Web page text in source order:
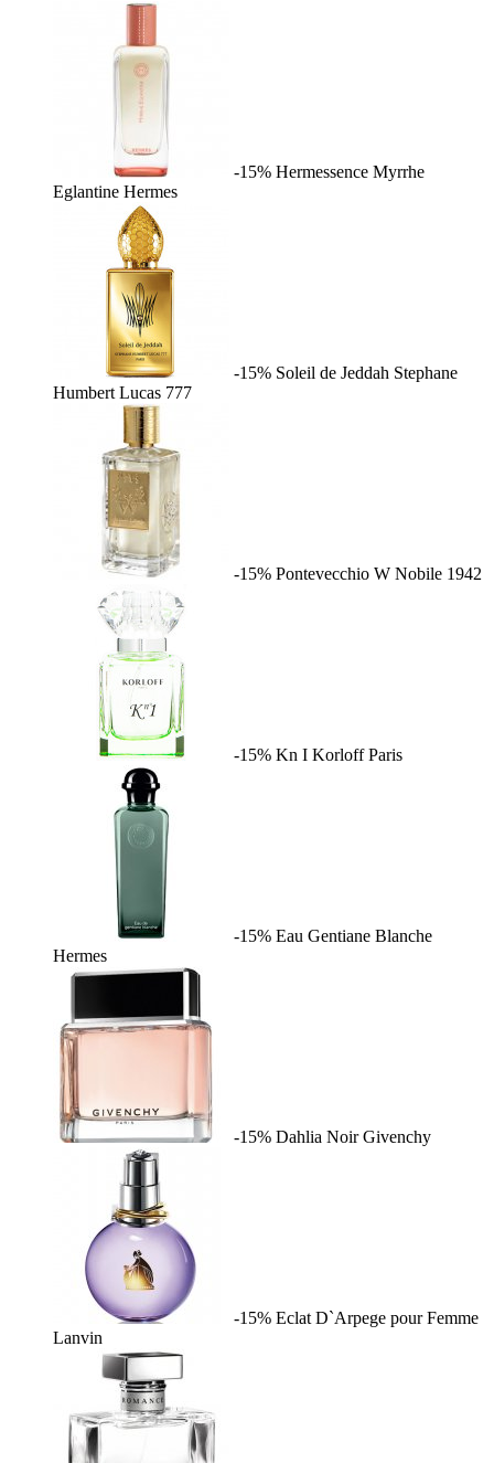
-15% Hermessence Myrrhe
Eglantine Hermes
-15% Soleil de Jeddah Stephane
Humbert Lucas 777
-15% Pontevecchio W Nobile 1942
-15% Kn I Korloff Paris
-15% Eau Gentiane Blanche
Hermes
-15% Dahlia Noir Givenchy
-15% Eclat D`Arpege pour Femme
Lanvin